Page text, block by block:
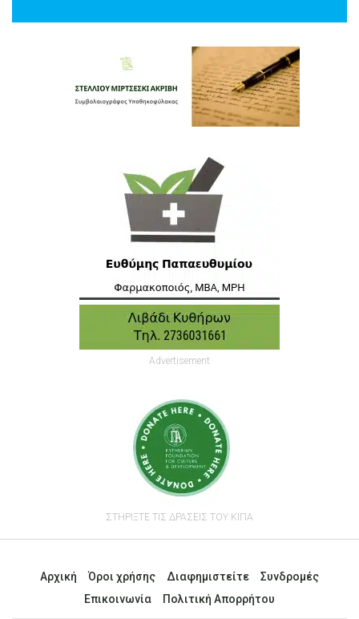
Advertisement
ΣΤΗΡΙΞΤΕ ΤΙΣ ΔΡΑΣΕΙΣ ΤΟΥ ΚΙΠΑ
Αρχική Όροι χρήσης Διαφημιστείτε
Συνδρομές
Επικοινωνία
Πολιτική Απορρήτου